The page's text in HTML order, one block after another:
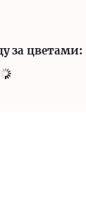
за цветами: